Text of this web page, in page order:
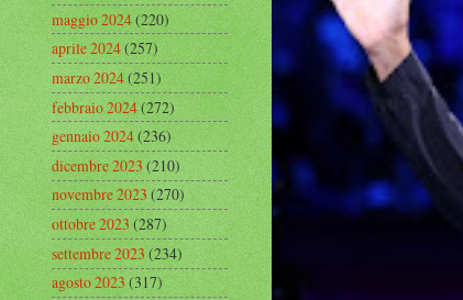
maggio 2024(220)
aprile 2024(257)
marzo 2024(251)
febbraio 2024(272)
gennaio 2024(236)
dicembre 2023(210)
novembre 2023(270)
ottobre 2023(287)
settembre 2023(234)
agosto 2023(317)